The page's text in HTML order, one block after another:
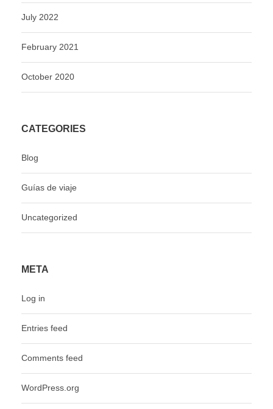
July 2022
February 2021
October 2020
CATEGORIES
Blog
Guías de viaje
Uncategorized
META
Log in
Entries feed
Comments feed
WordPress.org